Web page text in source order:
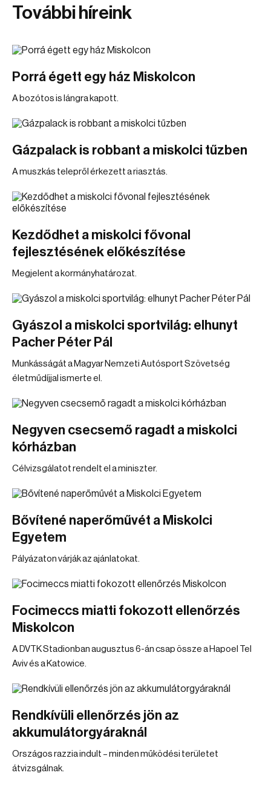
További híreink
Porrá égett egy ház Miskolcon
A bozótos is lángra kapott.
Gázpalack is robbant a miskolci tűzben
A muszkás telepről érkezett a riasztás.
Kezdődhet a miskolci fővonal
fejlesztésének előkészítése
Megjelent a kormányhatározat.
Gyászol a miskolci sportvilág: elhunyt
Pacher Péter Pál
Munkásságát a Magyar Nemzeti Autósport Szövetség
életműdíjjal ismerte el.
Negyven csecsemő ragadt a miskolci
kórházban
Célvizsgálatot rendelt el a miniszter.
Bővítené naperőművét a Miskolci
Egyetem
Pályázaton várják az ajánlatokat.
Focimeccs miatti fokozott ellenőrzés
Miskolcon
A DVTK Stadionban augusztus 6-án csap össze a Hapoel Tel
Aviv és a Katowice.
Rendkívüli ellenőrzés jön az
akkumulátorgyáraknál
Országos razzia indult – minden működési területet
átvizsgálnak.